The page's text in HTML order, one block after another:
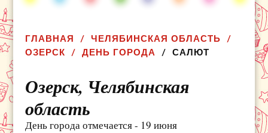
ГЛАВНАЯ
ЧЕЛЯБИНСКАЯ ОБЛАСТЬ
ОЗЕРСК
ДЕНЬ ГОРОДА САЛЮТ
Озерск, Челябинская
область
День города отмечается - 19 июня